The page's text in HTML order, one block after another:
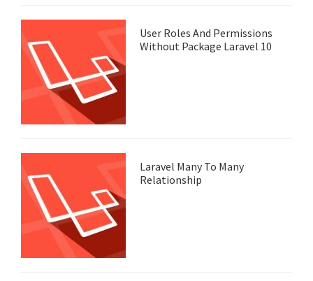
User Roles And Permissions
Without Package Laravel 10
Laravel Many To Many
Relationship